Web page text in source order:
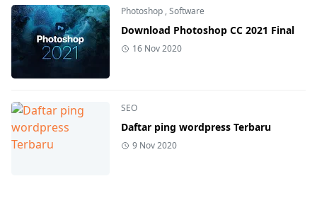
Photoshop,Software
Download Photoshop CC 2021 Final
16 Nov 2020
SEO
Daftar ping wordpress Terbaru
9 Nov 2020